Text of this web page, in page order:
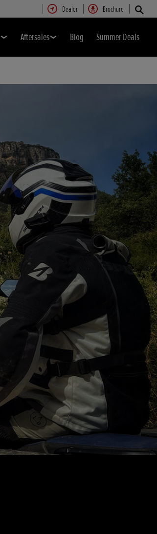
Dealer Brochure
Aftersales Blog Summer Deals